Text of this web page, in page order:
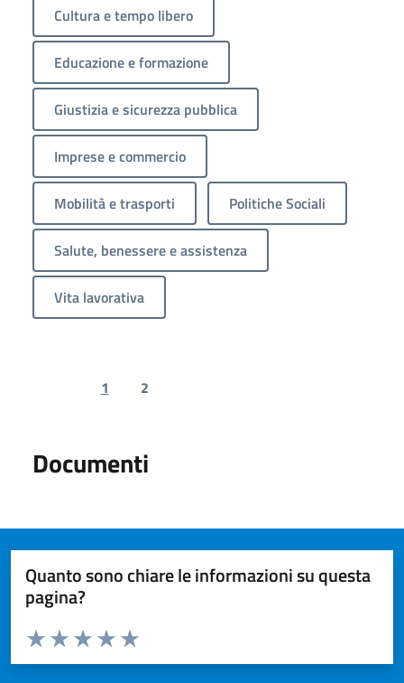
Cultura e tempo libero
Educazione e formazione
Giustizia e sicurezza pubblica
Imprese e commercio
Mobilità e trasporti Politiche Sociali
Salute, benessere e assistenza
Vita lavorativa
Previous page
1 2
Documenti
Quanto sono chiare le informazioni su questa
pagina?
Valuta da 1 a 5 stelle la pagina
Valuta 5 stelle su 5
Valuta 4 stelle su 5
Valuta 3 stelle su 5
Valuta 2 stelle su 5
Valuta 1 stelle su 5